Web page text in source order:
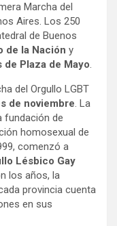
Marcha del
Aires. Los 250
de Buenos
de la Nación y
de Plaza de Mayo.
del Orgullo LGBT
de noviembre. La
fundación de
homosexual de
comenzó a
Lésbico Gay
los años, la
provincia cuenta
en sus